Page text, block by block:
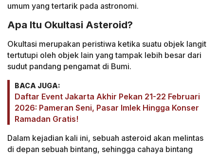
umum yang tertarik pada astronomi.
Apa Itu Okultasi Asteroid?
Okultasi merupakan peristiwa ketika suatu objek langit
tertutupi oleh objek lain yang tampak lebih besar dari
sudut pandang pengamat di Bumi.
BACA JUGA:
Daftar Event Jakarta Akhir Pekan 21-22 Februari
2026: Pameran Seni, Pasar Imlek Hingga Konser
Ramadan Gratis!
Dalam kejadian kali ini, sebuah asteroid akan melintas
di depan sebuah bintang, sehingga cahaya bintang